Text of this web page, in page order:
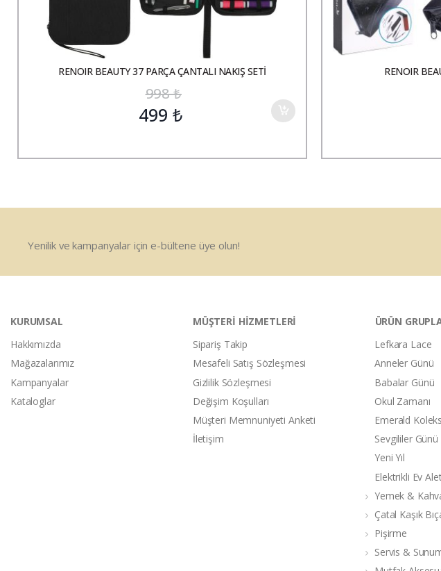
RENOIR BEAUTY 37 PARÇA ÇANTALI NAKIŞ SETİ
998₺
499 ₺
RENOIR
Yenilik ve kampanyalar için e-bültene üye olun!
KURUMSAL
Hakkımızda
Mağazalarımız
Kampanyalar
Kataloglar
MÜŞTERİ HİZMETLERİ
Sipariş Takip
Mesafeli Satış Sözleşmesi
Gizlilik Sözleşmesi
Değişim Koşulları
Müşteri Memnuniyeti Anketi
İletişim
ÜRÜN
Lefkara Lace
Anneler Günü
Babalar Günü
Okul Zamanı
Emerald
Sevgililer Günü
Yeni Yıl
Elektrikli Ev
Yemek &
Çatal Kaşık
Pişirme
Servis &